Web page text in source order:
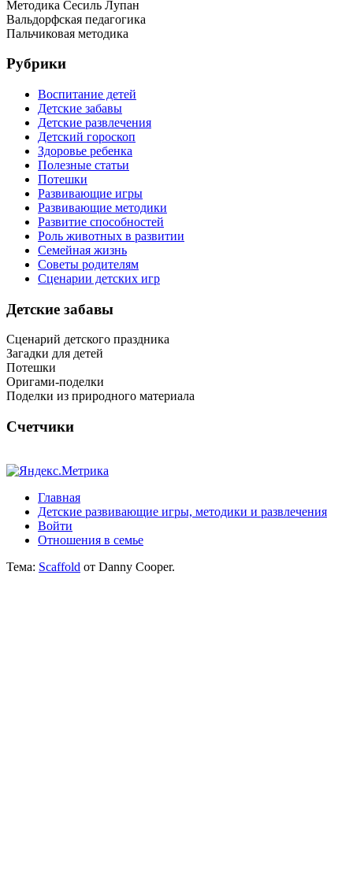
Методика Сесиль Лупан
Вальдорфская педагогика
Пальчиковая методика
Рубрики
Воспитание детей
Детские забавы
Детские развлечения
Детский гороскоп
Здоровье ребенка
Полезные статьи
Потешки
Развивающие игры
Развивающие методики
Развитие способностей
Роль животных в развитии
Семейная жизнь
Советы родителям
Сценарии детских игр
Детские забавы
Сценарий детского праздника
Загадки для детей
Потешки
Оригами-поделки
Поделки из природного материала
Счетчики
Главная
Детские развивающие игры, методики и развлечения
Войти
Отношения в семье
Тема: Scaffold от Danny Cooper.